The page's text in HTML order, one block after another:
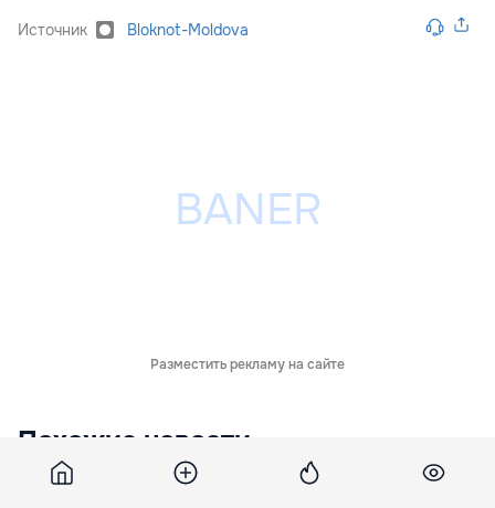
Источник Bloknot-Moldova
Разместить рекламу на сайте
Похожие новости